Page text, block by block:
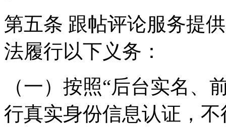
第五条 跟帖评论服务提
法履行以下义务：
（一）按照“后台实名、
行真实身份信息认证，